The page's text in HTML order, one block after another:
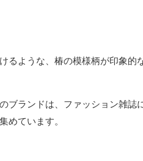
るような、椿の模様柄が印象的
ブランドは、ファッション雑誌
めています。